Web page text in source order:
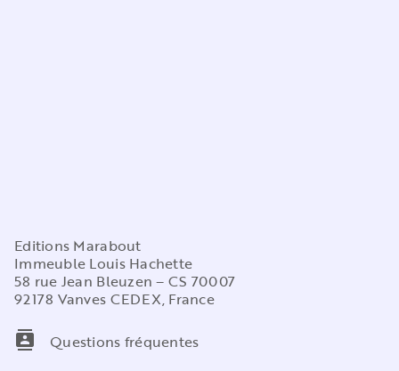
Editions Marabout
Immeuble Louis Hachette
58 rue Jean Bleuzen – CS 70007
92178 Vanves CEDEX, France
contacts
Questions fréquentes